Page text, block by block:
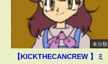
未分類
【KICKTHECANCREW 】ミ